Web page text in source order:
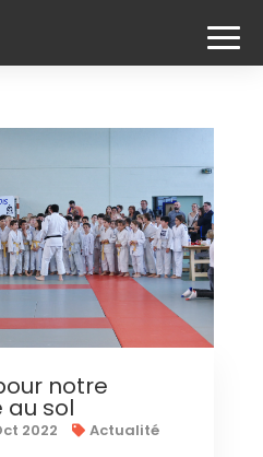
notre
au sol
2022 Actualité